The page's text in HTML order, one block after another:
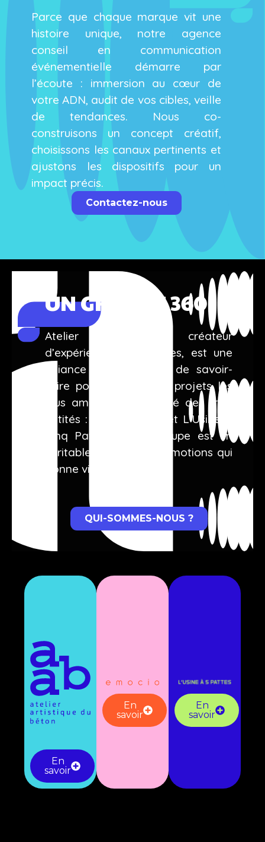
Parce que chaque marque vit une
histoire unique, notre agence
conseil en communication
événementielle démarre par
l’écoute : immersion au cœur de
votre ADN, audit de vos cibles, veille
de tendances. Nous co-
construisons un concept créatif,
choisissons les canaux pertinents et
ajustons les dispositifs pour un
impact précis.
Contactez-nous
UN GROUPE 360
Atelier Emocio, créateur
d’expériences immersives, est une
alliance de talents et de savoir-
faire pour réaliser vos projets les
plus ambitieux. Composé des trois
entités : AAB, Emocio, et L’Usine à
Cinq Pattes, notre groupe est un
véritable incubateur d’émotions qui
donne vie à vos idées.
QUI-SOMMES-NOUS ?
En
savoir
En
savoir
En
savoir